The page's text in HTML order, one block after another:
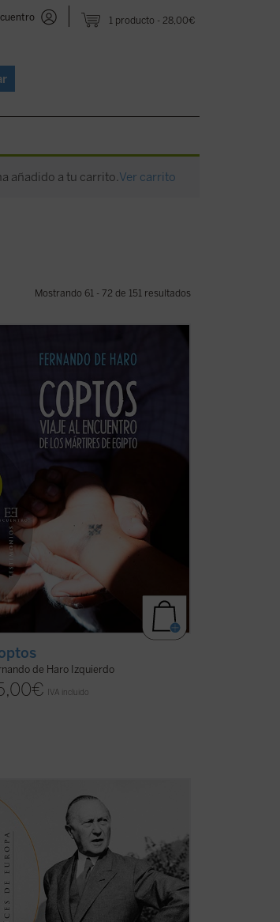
1 producto 28,00€
añadido a tu carrito.Ver carrito
Mostrando 61 - 72 de 151 resultados
encuentros sobre el terreno, el periodista
actualidad y la historia de estos cristianos
de Oriente Próximo que, a pesar de la
persecución, persisten en su rechazo de
(ver ficha)
de Haro Izquierdo
€ IVA incluido
con Jean Monnet, Robert Schuman
o Alcide De Gasperi, el canciller alemán
Konrad Adenauer fue uno de los padres
de Europa, verdadero protagonista del
proceso de integración puesto en marcha
tras la Segunda Guerra Mundial. Se
recogen en esta ...
(ver ficha)